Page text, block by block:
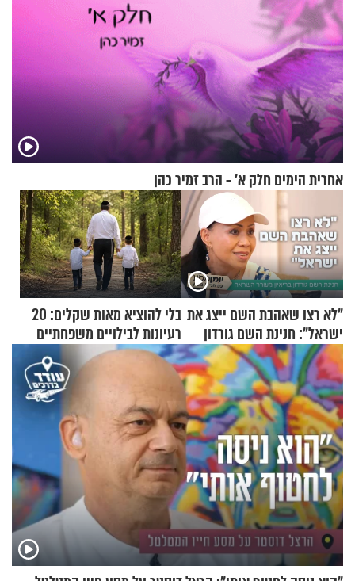
אחרית הימים חלק א’ - הרב זמיר כהן
"לא רצו שאהבת השם ייצג את
ישראל": חנינת השם גורדון
בריאיון מעורר השראה
בלי להוציא מאות שקלים: 20
רעיונות לבילויים משפחתיים
כמעט בחינם